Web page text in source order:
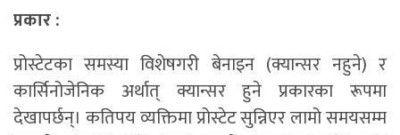
प्रकार :
प्रोस्टेटका समस्या विशेषगरी बेनाइन (क्यान्सर नहुने) र
कार्सिनोजेनिक अर्थात् क्यान्सर हुने प्रकारका रूपमा
देखापर्छन्। कतिपय व्यक्तिमा प्रोस्टेट सुन्निएर लामो समयसम्म